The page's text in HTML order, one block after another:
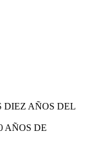
DIEZ AÑOS DEL
AÑOS DE